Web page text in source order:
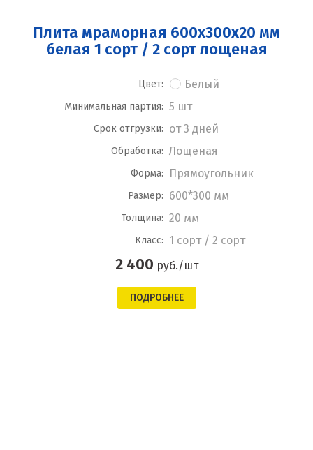
Плита мраморная 600x300x20 мм
белая 1 сорт / 2 сорт лощеная
Цвет: Белый
Минимальная партия: 5 шт
Срок отгрузки: от 3 дней
Обработка: Лощеная
Форма: Прямоугольник
Размер: 600*300 мм
Толщина: 20 мм
Класс: 1 сорт / 2 сорт
2 400 руб./шт
ПОДРОБНЕЕ